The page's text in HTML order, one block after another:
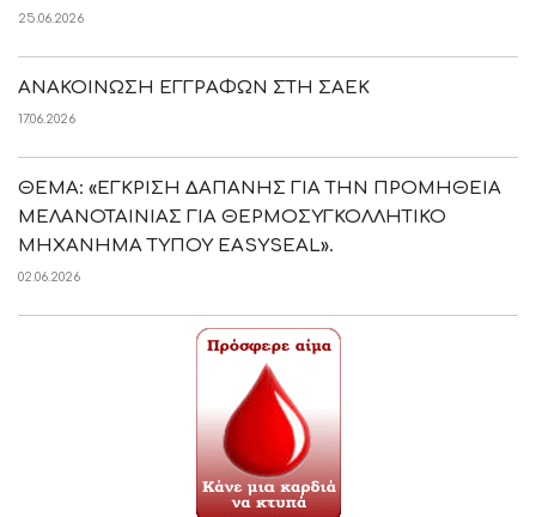
25.06.2026
ΑΝΑΚΟΙΝΩΣΗ ΕΓΓΡΑΦΩΝ ΣΤΗ ΣΑΕΚ
17.06.2026
ΘΕΜΑ: «ΕΓΚΡΙΣΗ ΔΑΠΑΝΗΣ ΓΙΑ ΤΗΝ ΠΡΟΜΗΘΕΙΑ
ΜΕΛΑΝΟΤΑΙΝΙΑΣ ΓΙΑ ΘΕΡΜΟΣΥΓΚΟΛΛΗΤΙΚΟ
ΜΗΧΑΝΗΜΑ ΤΥΠΟΥ EASYSEAL».
02.06.2026